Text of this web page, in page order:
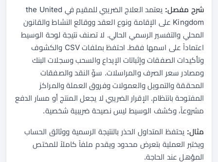
شرح مفصل:
يعتمد العلاج الضريبي للمقيم في the United
Kingdom على الإقامة ونوع العقد ووقائع النشاط والقانون
المحلي والتفسير الرسمي الحالي. لا تصنف نتيجة لوحة الوسيط
اعتماداً على اسمها فقط. احتفظ بملفات CSV والكشوف
وتأكيدات الصفقات وإثباتات الإيداع والسحب وسجلات البنك
ومصادر سعر الصرف والمراسلات. سوِّ النقد والصفقات
المحققة والتمويل والعمولات وفروق العملة والمراكز
المفتوحة بانتظام. الإقرار الضريبي لا يجعل المنتج أو مسار الدفع
مشروعاً، وكشف الوسيط ليس نصيحة ضريبية شخصية.
مثال: يحتفظ المتداول الحذر بالنتيجة الرسمية ووثائق الحساب
ويختبر العملية بتعرض محدود ويقدم ملفاً كاملاً للمختص
المؤهل عند الحاجة.